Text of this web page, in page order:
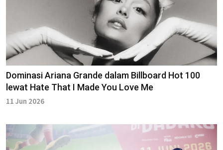
Dominasi Ariana Grande dalam Billboard Hot 100
lewat Hate That I Made You Love Me
11 Jun 2026